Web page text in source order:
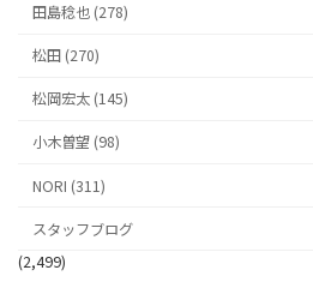
田島稔也 (278)
松田 (270)
松岡宏太 (145)
小木曽望 (98)
NORI (311)
スタッフブログ
(2,499)